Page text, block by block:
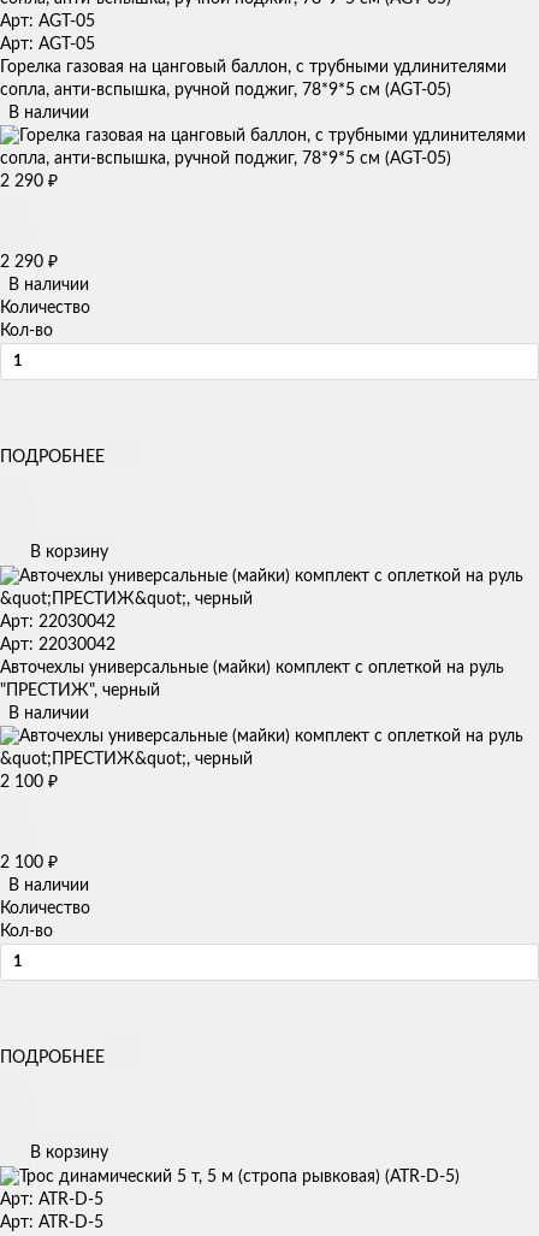
Арт: AGT-05
Арт: AGT-05
Горелка газовая на цанговый баллон, с трубными удлинителями
сопла, анти-вспышка, ручной поджиг, 78*9*5 см (AGT-05)
В наличии
2 290 ₽
2 290 ₽
В наличии
Количество
Кол-во
ПОДРОБНЕЕ
В корзину
Арт: 22030042
Арт: 22030042
Авточехлы универсальные (майки) комплект с оплеткой на руль
"ПРЕСТИЖ", черный
В наличии
2 100 ₽
2 100 ₽
В наличии
Количество
Кол-во
ПОДРОБНЕЕ
В корзину
Арт: ATR-D-5
Арт: ATR-D-5